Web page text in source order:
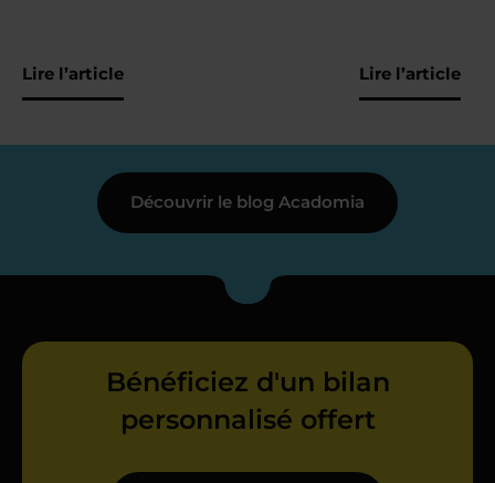
Lire l’article Lire l’article
Découvrir le blog Acadomia
Bénéficiez d'un bilan
personnalisé offert